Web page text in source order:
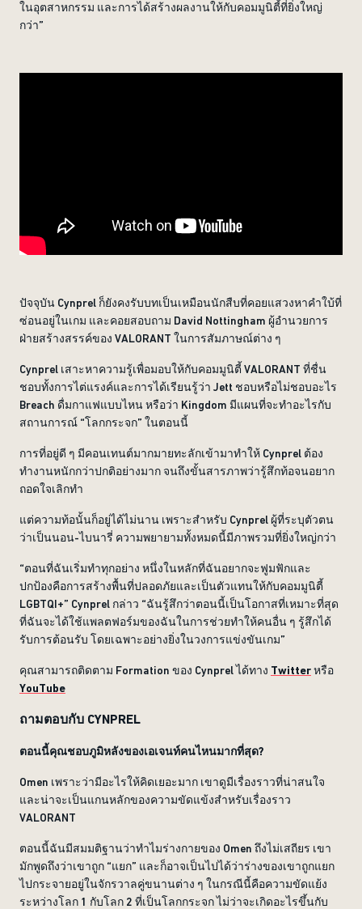
ในอุตสาหกรรม และการได้สร้างผลงานให้กับคอมมูนิตี้ที่ยิ่งใหญ่
กว่า”
ปัจจุบัน Cynprel ก็ยังคงรับบทเป็นเหมือนนักสืบที่คอยแสวงหาคำใบ้ที่
ซ่อนอยู่ในเกม และคอยสอบถาม David Nottingham ผู้อำนวยการ
ฝ่ายสร้างสรรค์ของ VALORANT ในการสัมภาษณ์ต่าง ๆ
Cynprel เสาะหาความรู้เพื่อมอบให้กับคอมมูนิตี้ VALORANT ที่ชื่น
ชอบทั้งการไต่แรงค์และการได้เรียนรู้ว่า Jett ชอบหรือไม่ชอบอะไร
Breach ดื่มกาแฟแบบไหน หรือว่า Kingdom มีแผนที่จะทำอะไรกับ
สถานการณ์ “โลกกระจก” ในตอนนี้
การที่อยู่ดี ๆ มีคอนเทนต์มากมายทะลักเข้ามาทำให้ Cynprel ต้อง
ทำงานหนักกว่าปกติอย่างมาก จนถึงขั้นสารภาพว่ารู้สึกท้อจนอยาก
ถอดใจเลิกทำ
แต่ความท้อนั้นก็อยู่ได้ไม่นาน เพราะสำหรับ Cynprel ผู้ที่ระบุตัวตน
ว่าเป็นนอน-ไบนารี่ ความพยายามทั้งหมดนี้มีภาพรวมที่ยิ่งใหญ่กว่า
“ตอนที่ฉันเริ่มทำทุกอย่าง หนึ่งในหลักที่ฉันอยากจะฟูมฟักและ
ปกป้องคือการสร้างพื้นที่ปลอดภัยและเป็นตัวแทนให้กับคอมมูนิตี้
LGBTQI+” Cynprel กล่าว “ฉันรู้สึกว่าตอนนี้เป็นโอกาสที่เหมาะที่สุด
ที่ฉันจะได้ใช้แพลตฟอร์มของฉันในการช่วยทำให้คนอื่น ๆ รู้สึกได้
รับการต้อนรับ โดยเฉพาะอย่างยิ่งในวงการแข่งขันเกม”
คุณสามารถติดตาม Formation ของ Cynprel ได้ทาง Twitterหรือ
YouTube
ถามตอบกับ CYNPREL
ตอนนี้คุณชอบภูมิหลังของเอเจนท์คนไหนมากที่สุด?
Omen เพราะว่ามีอะไรให้คิดเยอะมาก เขาดูมีเรื่องราวที่น่าสนใจ
และน่าจะเป็นแกนหลักของความขัดแข้งสำหรับเรื่องราว
VALORANT
ตอนนี้ฉันมีสมมติฐานว่าทำไมร่างกายของ Omen ถึงไม่เสถียร เขา
มักพูดถึงว่าเขาถูก “แยก” และก็อาจเป็นไปได้ว่าร่างของเขาถูกแยก
ไปกระจายอยู่ในจักรวาลคู่ขนานต่าง ๆ ในกรณีนี้คือความขัดแย้ง
ระหว่างโลก 1 กับโลก 2 ที่เป็นโลกกระจก ไม่ว่าจะเกิดอะไรขึ้นกับ